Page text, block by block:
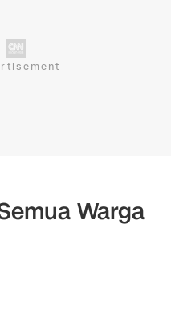
Warga